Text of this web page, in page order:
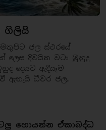
ගිලියි
ජල ස්ථරයේ
ලෙස දිවයින වටා මුහුදු
දෙසට ඇදීයෑම
ඇතැයි ධීවර ජල..
හොයන්න ඒකාබද්ධ